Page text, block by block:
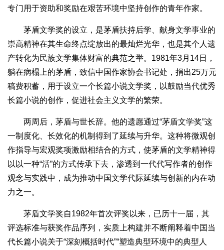
专门用于资助和奖励在艰苦环境中坚持创作的青年作家。
茅盾文学奖的设立，是茅盾扶持后学、献身文学事业的
崇高精神在其生命终点绽放出的最灿烂光华，也是其个人遗
产转化为民族文学集体财富的典范之举。1981年3月14日，
躺在病榻上的茅盾，致信中国作家协会书记处，捐出25万元
稿费积蓄，用于设立一个长篇小说文学奖，以鼓励当代优秀
长篇小说的创作，促进社会主义文学的繁荣。
两周后，茅盾与世长辞。他的遗愿通过“茅盾文学奖”这
一制度化、长效化的机制得到了延续与升华。这种将微观创
作指导与宏观奖项激励相结合的方式，使茅盾的文学精神得
以以一种“活”的方式传承下去，渗透到一代代写作者的创作
观念与实践中，成为推动中国文学代际延续与创新的内在动
力之一。
茅盾文学奖自1982年首次评奖以来，已历十一届，其
评选标准与获奖作品序列，实质上构建并不断阐释着中国当
代长篇小说关于“深刻概括时代”“塑造典型环境中的典型人